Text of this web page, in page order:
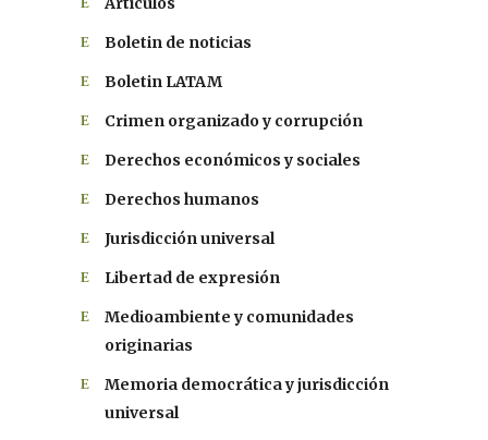
Boletin de noticias
Boletin LATAM
Crimen organizado y corrupción
Derechos económicos y sociales
Derechos humanos
Jurisdicción universal
Libertad de expresión
Medioambiente y comunidades
originarias
Memoria democrática y jurisdicción
universal